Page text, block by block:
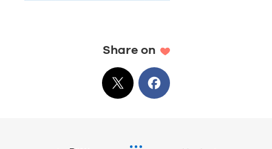
Share on
XでシェアFacebook